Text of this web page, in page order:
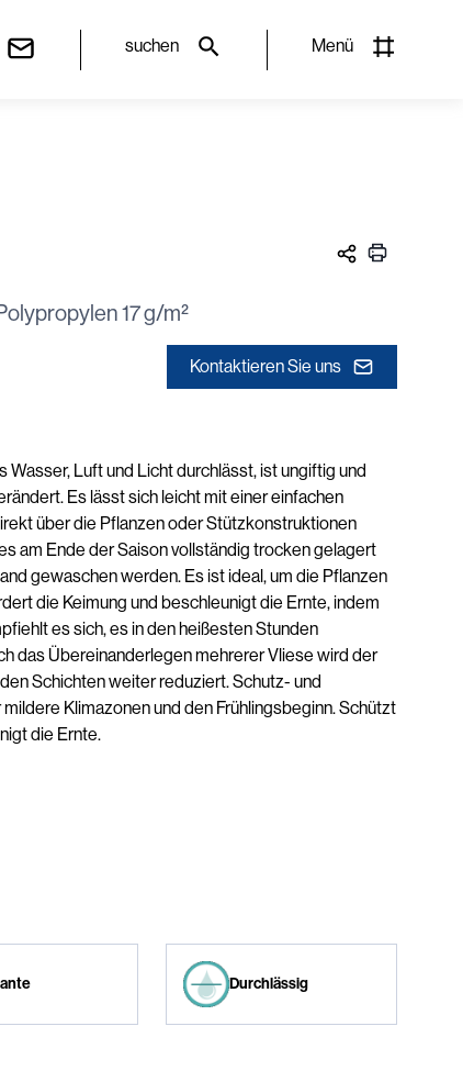
suchen Menü
17 g/m²
Kontaktieren Sie uns
Luft und Licht durchlässt, ist ungiftig und
Es lässt sich leicht mit einer einfachen
über die Pflanzen oder Stützkonstruktionen
am Ende der Saison vollständig trocken gelagert
gewaschen werden. Es ist ideal, um die Pflanzen
die Keimung und beschleunigt die Ernte, indem
es sich, es in den heißesten Stunden
das Übereinanderlegen mehrerer Vliese wird der
Schichten weiter reduziert. Schutz- und
Klimazonen und den Frühlingsbeginn. Schützt
die Ernte.
Durchlässig